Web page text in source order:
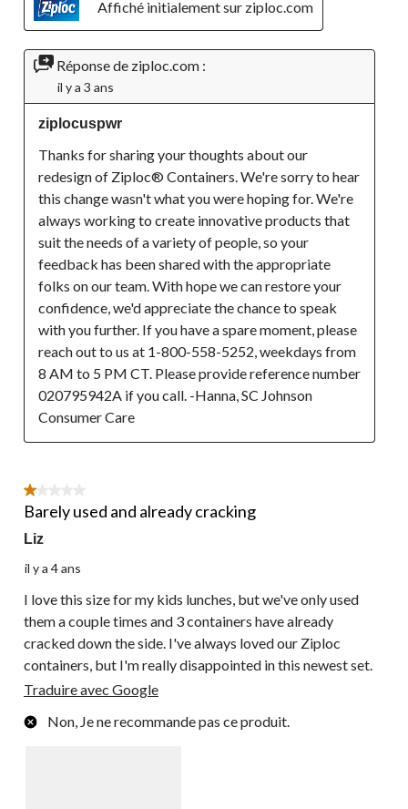
Affiché initialement sur ziploc.com
Réponse de ziploc.com :
il y a 3 ans
ziplocuspwr
Thanks for sharing your thoughts about our
redesign of Ziploc® Containers. We're sorry to hear
this change wasn't what you were hoping for. We're
always working to create innovative products that
suit the needs of a variety of people, so your
feedback has been shared with the appropriate
folks on our team. With hope we can restore your
confidence, we'd appreciate the chance to speak
with you further. If you have a spare moment, please
reach out to us at 1-800-558-5252, weekdays from
8 AM to 5 PM CT. Please provide reference number
020795942A if you call. -Hanna, SC Johnson
Consumer Care
1 étoile(s) sur 5.
Barely used and already cracking
Liz
il y a 4 ans
I love this size for my kids lunches, but we've only used
them a couple times and 3 containers have already
cracked down the side. I've always loved our Ziploc
containers, but I'm really disappointed in this newest set.
Traduire avec Google
Non, Je ne recommande pas ce produit.